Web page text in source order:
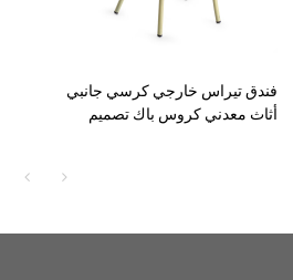
فندق تيراس خارجي كرسي جانبي
أثاث معدني كروس باك تصميم